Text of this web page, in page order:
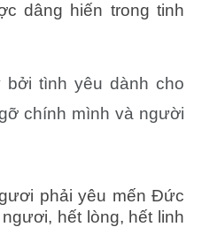
dâng hiến trong tinh
tình yêu dành cho
chính mình và người
phải yêu mến Đức
hết lòng, hết linh